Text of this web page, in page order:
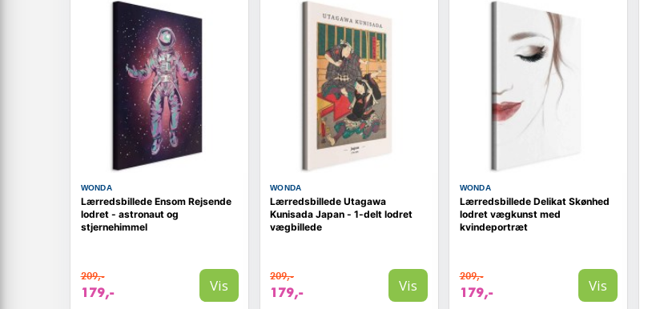
WONDA
Lærredsbillede Ensom Rejsende
lodret - astronaut og
stjernehimmel
209,-
179,- Vis
WONDA
Lærredsbillede Utagawa
Kunisada Japan - 1-delt lodret
vægbillede
209,-
179,- Vis
WONDA
Lærredsbillede Delikat Skønhed
lodret vægkunst med
kvindeportræt
209,-
179,- Vis